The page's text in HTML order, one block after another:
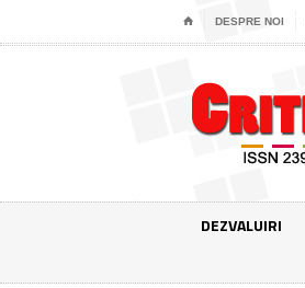
⌂ DESPRE NOI
DEZVALUIRI